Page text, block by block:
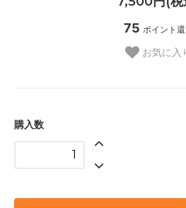
75 ポイント
お気に入
購入数